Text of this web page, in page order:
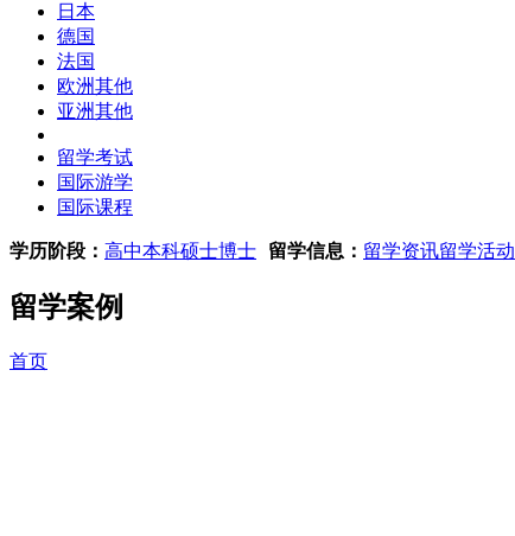
日本
德国
法国
欧洲其他
亚洲其他
留学考试
国际游学
国际课程
学历阶段： 高中本科硕士博士 留学信息： 留学资讯留学活动
留学案例
首页